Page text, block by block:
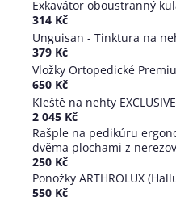
Exkavátor oboustranný
314 Kč
Unguisan - Tinktura na
379 Kč
Vložky Ortopedické
650 Kč
Kleště na nehty EXCLUSIVE
2 045 Kč
Rašple na pedikúru
dvěma plochami z
250 Kč
Ponožky ARTHROLUX
550 Kč